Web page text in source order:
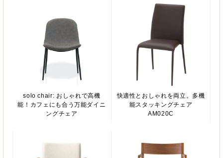
solo chair: おしゃれで高機
能！カフェにも合う万能ダイニ
ングチェア
快適性とおしゃれを両立。多機
能スタッキングチェア
AM020C